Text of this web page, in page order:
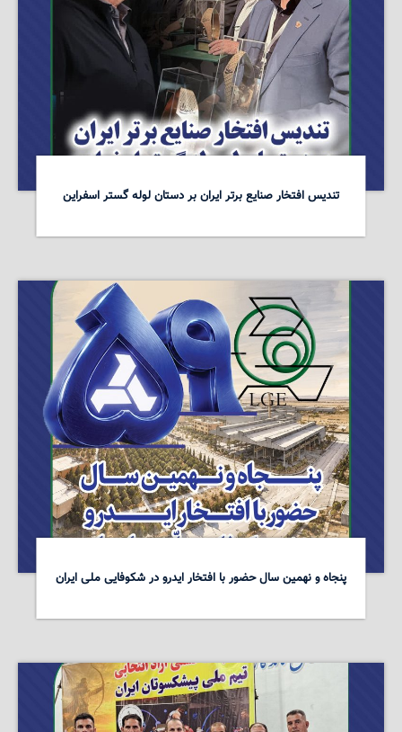
تندیس افتخار صنایع برتر ایران بر دستان لوله گستر اسفراین
پنجاه و نهمین سال حضور با افتخار ایدرو در شکوفایی ملی ایران